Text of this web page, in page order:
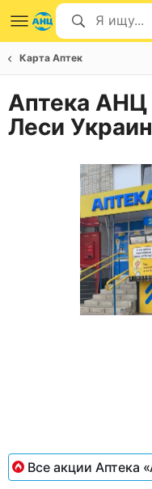
Карта Аптек
Аптека
Леси
Все акции Аптека